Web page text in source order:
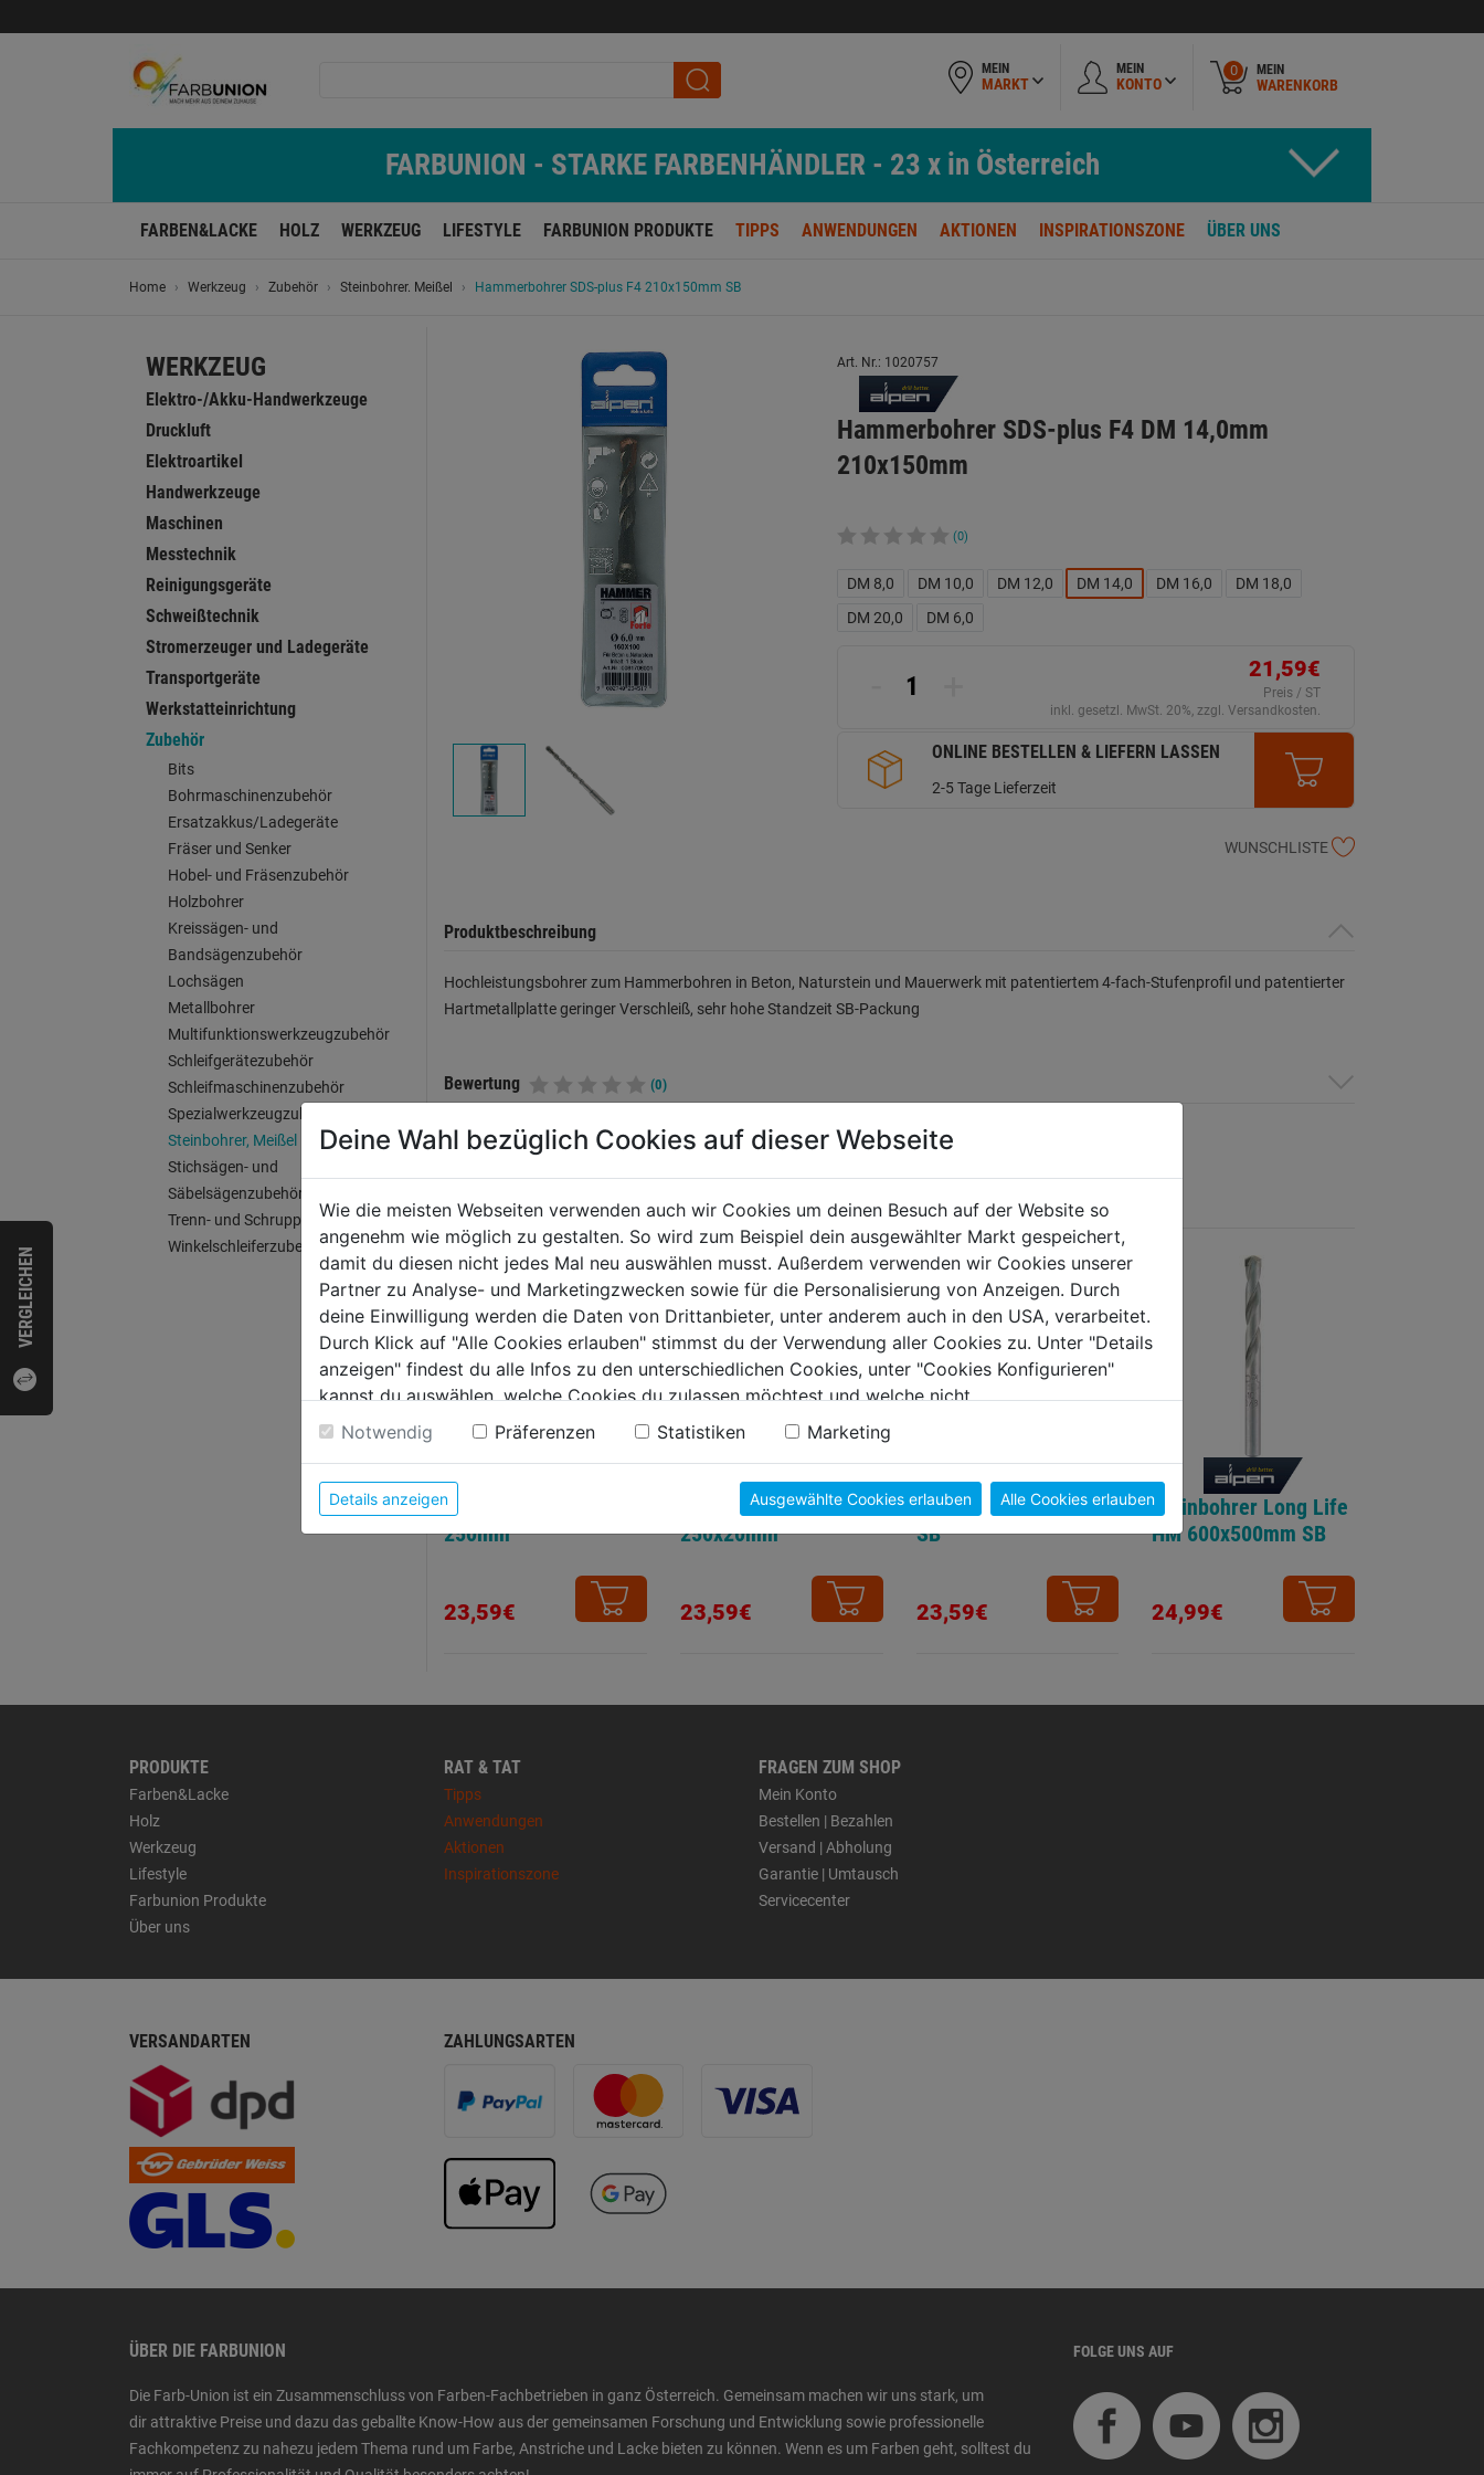
VERGLEICHEN
MEIN
MARKT
MEIN
KONTO
0 MEIN
WARENKORB
FARBUNION - STARKE FARBENHÄNDLER - 23 x in Österreich
FARBEN&LACKE HOLZ WERKZEUG LIFESTYLE FARBUNION PRODUKTE TIPPS ANWENDUNGEN AKTIONEN INSPIRATIONSZONE ÜBER UNS
Home Werkzeug Zubehör Steinbohrer. Meißel Hammerbohrer SDS-plus F4 210x150mm SB
WERKZEUG
Elektro-/Akku-Handwerkzeuge
Druckluft
Elektroartikel
Handwerkzeuge
Maschinen
Messtechnik
Reinigungsgeräte
Schweißtechnik
Stromerzeuger und Ladegeräte
Transportgeräte
Werkstatteinrichtung
Zubehör
Bits
Bohrmaschinenzubehör
Ersatzakkus/Ladegeräte
Fräser und Senker
Hobel- und Fräsenzubehör
Holzbohrer
Kreissägen- und
Bandsägenzubehör
Lochsägen
Metallbohrer
Multifunktionswerkzeugzubehör
Schleifgerätezubehör
Schleifmaschinenzubehör
Spezialwerkzeugzubehör
Steinbohrer, Meißel
Stichsägen- und
Säbelsägenzubehör
Trenn- und Schruppscheiben
Winkelschleiferzubehör
Art. Nr.: 1020757
Hammerbohrer SDS-plus F4 DM 14,0mm
210x150mm
(0)
DM 8,0 DM 10,0 DM 12,0 DM 14,0 DM 16,0
DM 18,0
DM 20,0
DM 6,0
21,59€
Preis / ST
inkl. gesetzl. MwSt. 20%, zzgl. Versandkosten.
ONLINE BESTELLEN & LIEFERN LASSEN
2-5 Tage Lieferzeit
WUNSCHLISTE
Produktbeschreibung
Hochleistungsbohrer zum Hammerbohren in Beton, Naturstein und Mauerwerk mit patentiertem 4-fach-Stufenprofil und patentierter
Hartmetallplatte geringer Verschleiß, sehr hohe Standzeit SB-Packung
Bewertung (0)
Meißel SDS-plus Spitz
250mm
23,59€
Meißel SDS-plus Flach
250x20mm
23,59€
Meißel SDS-max Flach
SB
23,59€
Steinbohrer Long Life
HM 600x500mm SB
24,99€
PRODUKTE
Farben&Lacke
Holz
Werkzeug
Lifestyle
Farbunion Produkte
Über uns
RAT & TAT
Tipps
Anwendungen
Aktionen
Inspirationszone
FRAGEN ZUM SHOP
Mein Konto
Bestellen | Bezahlen
Versand | Abholung
Garantie | Umtausch
Servicecenter
VERSANDARTEN ZAHLUNGSARTEN
ÜBER DIE FARBUNION
Die Farb-Union ist ein Zusammenschluss von Farben-Fachbetrieben in ganz Österreich. Gemeinsam machen wir uns stark, um
dir attraktive Preise und dazu das geballte Know-How aus der gemeinsamen Forschung und Entwicklung sowie professionelle
Fachkompetenz zu nahezu jedem Thema rund um Farbe, Anstriche und Lacke bieten zu können. Wenn es um Farben geht, solltest du
FOLGE UNS AUF
Deine Wahl bezüglich Cookies auf dieser Webseite
Wie die meisten Webseiten verwenden auch wir Cookies um deinen Besuch auf der Website so
angenehm wie möglich zu gestalten. So wird zum Beispiel dein ausgewählter Markt gespeichert,
damit du diesen nicht jedes Mal neu auswählen musst. Außerdem verwenden wir Cookies unserer
Partner zu Analyse- und Marketingzwecken sowie für die Personalisierung von Anzeigen. Durch
deine Einwilligung werden die Daten von Drittanbieter, unter anderem auch in den USA, verarbeitet.
Durch Klick auf "Alle Cookies erlauben" stimmst du der Verwendung aller Cookies zu. Unter "Details
anzeigen" findest du alle Infos zu den unterschiedlichen Cookies, unter "Cookies Konfigurieren"
kannst du auswählen, welche Cookies du zulassen möchtest und welche nicht.
Weitere Informationen findest du in unserer Datenschutzerklärung
Notwendig Präferenzen Statistiken Marketing
Details anzeigen Ausgewählte Cookies erlauben Alle Cookies erlauben